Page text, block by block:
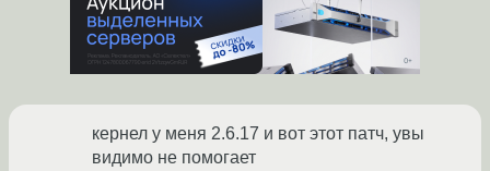
кернел у меня 2.6.17 и вот этот патч, увы
видимо не помогает